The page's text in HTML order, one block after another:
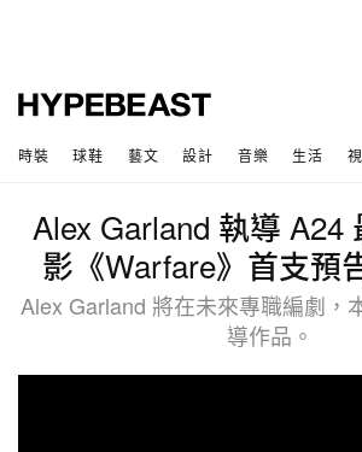
時裝 球鞋 藝文 設計 音樂 生活
Alex Garland 執導 A24
影《Warfare》首支預
Alex Garland 將在未來專職編劇，
導作品。